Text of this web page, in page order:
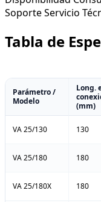
SoporteServicio
Tabla de
Parámetro /
Modelo
Long.
(mm)
VA 25/130 130
VA 25/180 180
VA 25/180X 180